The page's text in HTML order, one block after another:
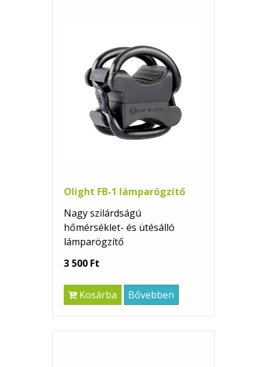
Olight FB-1 lámparögzítő
Nagy szilárdságú
hőmérséklet- és ütésálló
lámparögzítő
3 500 Ft
Kosárba Bővebben